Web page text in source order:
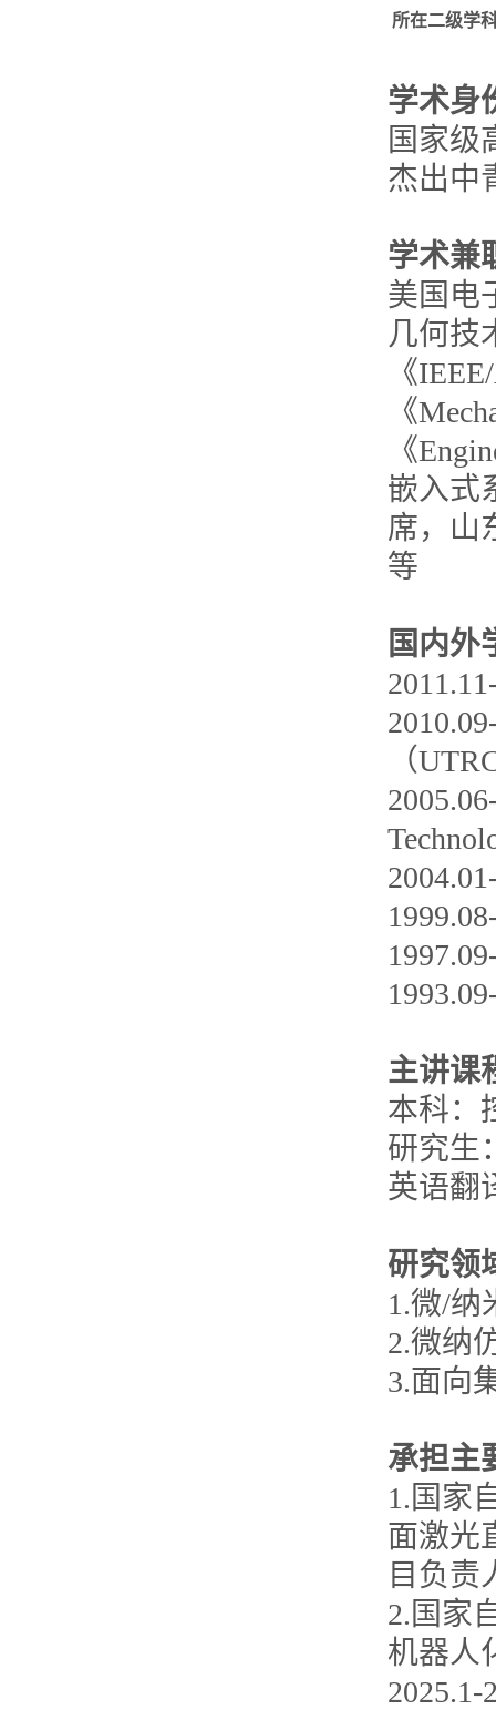
所在二级学
学术身
国家级
杰出中
学术兼
美国电
几何技
《
《
《
嵌入式
席，山
等
国内外
（
主讲课
本科：
研究生
英语翻
研究领
1.微/纳
2.微纳
3.面向
承担主
1.国家
面激光
目负责
2.国家
机器人
2025.1-